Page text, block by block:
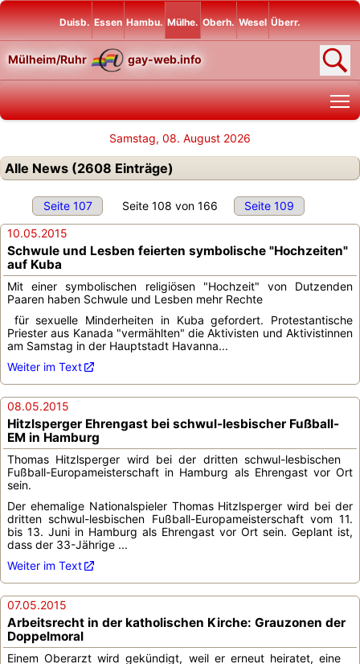
Duisb. Essen Hambu. Mülhe. Oberh. Wesel Überr.
Mülheim/Ruhr gay-web.info
Samstag, 08. August 2026
Alle News (2608 Einträge)
Seite 107 Seite 108 von 166
Seite 109
10.05.2015
Schwule und Lesben feierten symbolische "Hochzeiten"
auf Kuba
Mit einer symbolischen religiösen "Hochzeit" von Dutzenden
Paaren haben Schwule und Lesben mehr Rechte
für sexuelle Minderheiten in Kuba gefordert. Protestantische
Priester aus Kanada "vermählten" die Aktivisten und Aktivistinnen
am Samstag in der Hauptstadt Havanna...
Weiter im Text
08.05.2015
Hitzlsperger Ehrengast bei schwul-lesbischer Fußball-
EM in Hamburg
Thomas Hitzlsperger wird bei der dritten schwul-lesbischen
Fußball-Europameisterschaft in Hamburg als Ehrengast vor Ort
sein.
Der ehemalige Nationalspieler Thomas Hitzlsperger wird bei der
dritten schwul-lesbischen Fußball-Europameisterschaft vom 11.
bis 13. Juni in Hamburg als Ehrengast vor Ort sein. Geplant ist,
dass der 33-Jährige ...
Weiter im Text
07.05.2015
Arbeitsrecht in der katholischen Kirche: Grauzonen der
Doppelmoral
Einem Oberarzt wird gekündigt, weil er erneut heiratet, eine